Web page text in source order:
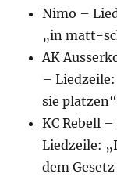
Nimo –
„in matt-
AK
– Liedzeile:
sie platzen“
KC Rebell
Liedzeile:
dem